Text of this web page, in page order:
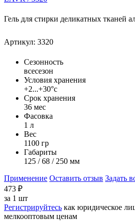
Гель для стирки деликатных тканей
Артикул: 3320
Сезонность
всесезон
Условия хранения
+2...+30°с
Срок хранения
36 мес
Фасовка
1 л
Вес
1100 гр
Габариты
125 / 68 / 250 мм
Применение Оставить отзыв Задать
473 ₽
за 1 шт
Регистрируйтесь как юридическое
мелкооптовым ценам